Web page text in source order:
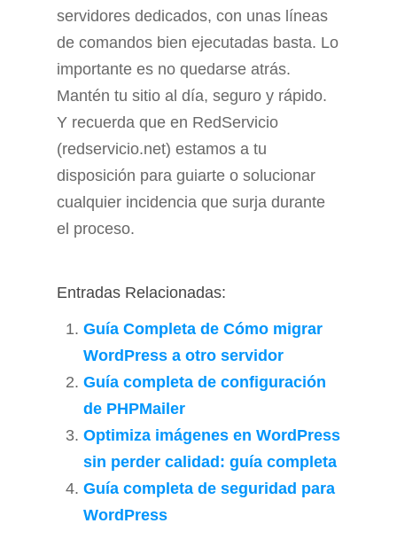
servidores dedicados, con unas líneas
de comandos bien ejecutadas basta. Lo
importante es no quedarse atrás.
Mantén tu sitio al día, seguro y rápido.
Y recuerda que en RedServicio
(redservicio.net) estamos a tu
disposición para guiarte o solucionar
cualquier incidencia que surja durante
el proceso.
Entradas Relacionadas:
Guía Completa de Cómo migrar
WordPress a otro servidor
Guía completa de configuración
de PHPMailer
Optimiza imágenes en WordPress
sin perder calidad: guía completa
Guía completa de seguridad para
WordPress